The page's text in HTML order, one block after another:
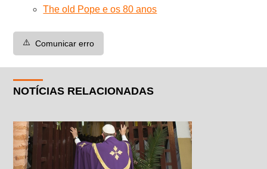
The old Pope e os 80 anos
⚠️ Comunicar erro
NOTÍCIAS RELACIONADAS